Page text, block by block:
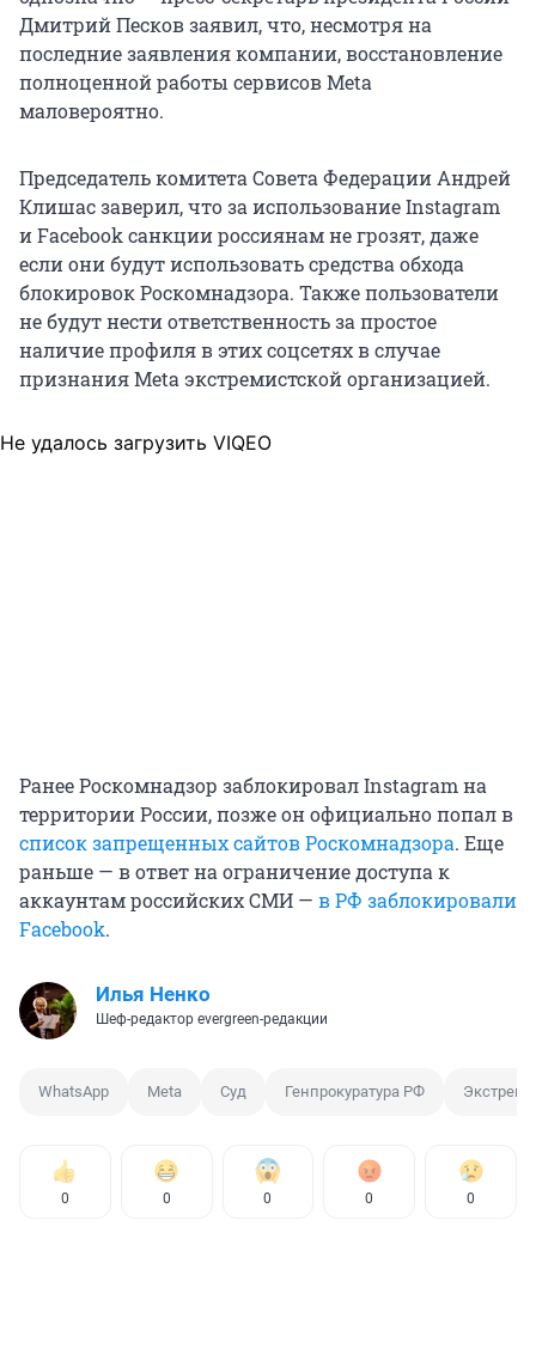
Дмитрий Песков заявил, что, несмотря на
последние заявления компании, восстановление
полноценной работы сервисов Meta
маловероятно.
Председатель комитета Совета Федерации Андрей
Клишас заверил, что за использование Instagram
и Facebook санкции россиянам не грозят, даже
если они будут использовать средства обхода
блокировок Роскомнадзора. Также пользователи
не будут нести ответственность за простое
наличие профиля в этих соцсетях в случае
признания Meta экстремистской организацией.
Не удалось загрузить VIQEO
Ранее Роскомнадзор заблокировал Instagram на
территории России, позже он официально попал в
список запрещенных сайтов Роскомнадзора. Еще
раньше — в ответ на ограничение доступа к
аккаунтам российских СМИ — в РФ заблокировали
Facebook.
Илья Ненко
Шеф-редактор evergreen-редакции
WhatsApp Meta Суд Генпрокуратура РФ
0 0 0 0 0